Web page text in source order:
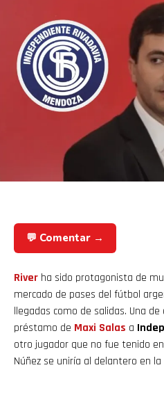
💬 Comentar →
River ha sido protagonista de
mercado de pases del fútbol
llegadas como de salidas. Una
préstamo de Maxi Salas a
otro jugador que no fue tenido
Núñez se uniría al delantero en